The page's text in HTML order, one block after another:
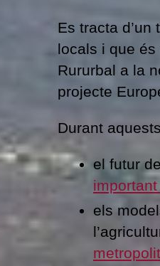
Es tracta
locals i que
Rururbal a la
projecte
Durant
el futur
els